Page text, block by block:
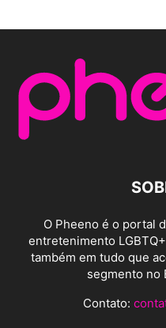
O Pheeno é o portal
entretenimento
também em tudo que
segmento no
Contato: